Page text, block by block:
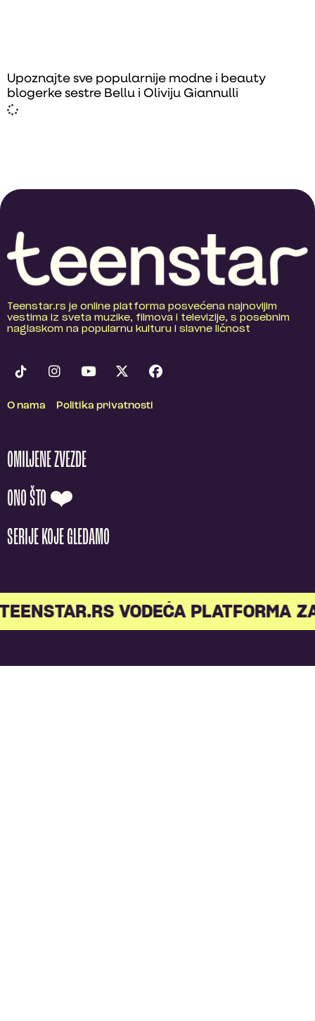
Upoznajte sve popularnije modne i beauty
blogerke sestre Bellu i Oliviju Giannulli
Teenstar.rs je online platforma posvećena najnovijim
vestima iz sveta muzike, filmova i televizije, s posebnim
naglaskom na popularnu kulturu i slavne ličnost
O nama Politika privatnosti
OMILJENE ZVEZDE
ONO ŠTO ❤️
SERIJE KOJE GLEDAMO
VODEĆA PLATFORMA